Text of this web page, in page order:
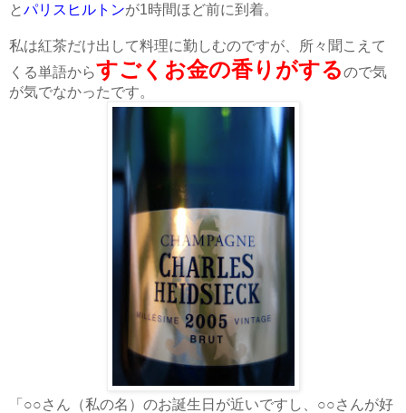
とパリスヒルトンが1時間ほど前に到着。
私は紅茶だけ出して料理に勤しむのですが、所々聞こえて
くる単語からすごくお金の香りがするので気
が気でなかったです。
「○○さん（私の名）のお誕生日が近いですし、○○さんが好